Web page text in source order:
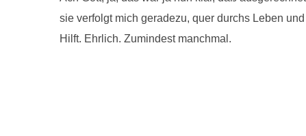
sie verfolgt mich geradezu, quer durchs Leben
Hilft. Ehrlich. Zumindest manchmal.